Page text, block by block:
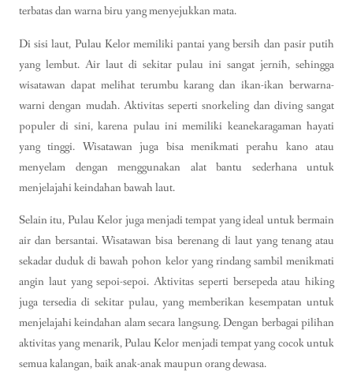
terbatas dan warna biru yang menyejukkan mata.
Di sisi laut, Pulau Kelor memiliki pantai yang bersih dan pasir putih
yang lembut. Air laut di sekitar pulau ini sangat jernih, sehingga
wisatawan dapat melihat terumbu karang dan ikan-ikan berwarna-
warni dengan mudah. Aktivitas seperti snorkeling dan diving sangat
populer di sini, karena pulau ini memiliki keanekaragaman hayati
yang tinggi. Wisatawan juga bisa menikmati perahu kano atau
menyelam dengan menggunakan alat bantu sederhana untuk
menjelajahi keindahan bawah laut.
Selain itu, Pulau Kelor juga menjadi tempat yang ideal untuk bermain
air dan bersantai. Wisatawan bisa berenang di laut yang tenang atau
sekadar duduk di bawah pohon kelor yang rindang sambil menikmati
angin laut yang sepoi-sepoi. Aktivitas seperti bersepeda atau hiking
juga tersedia di sekitar pulau, yang memberikan kesempatan untuk
menjelajahi keindahan alam secara langsung. Dengan berbagai pilihan
aktivitas yang menarik, Pulau Kelor menjadi tempat yang cocok untuk
semua kalangan, baik anak-anak maupun orang dewasa.